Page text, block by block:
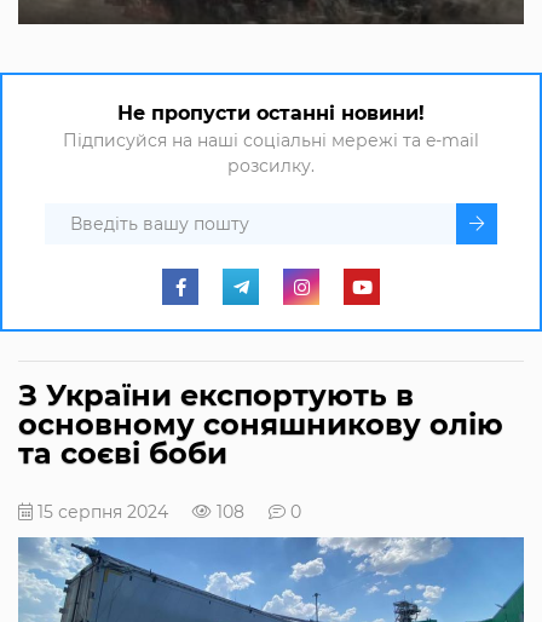
Не пропусти останні новини!
Підписуйся на наші соціальні мережі та e-mail
розсилку.
З України експортують в
основному соняшникову олію
та соєві боби
15 серпня 2024 108 0